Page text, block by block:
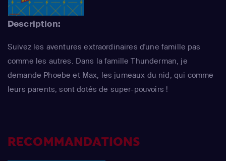
Description:
Suivez les aventures extraordinaires d'une famille pas
comme les autres. Dans la famille Thunderman, je
demande Phoebe et Max, les jumeaux du nid, qui comme
leurs parents, sont dotés de super-pouvoirs !
RECOMMANDATIONS